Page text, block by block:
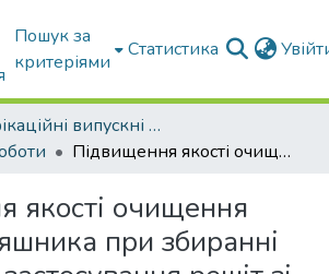
Пошук за
критеріями
Статистика
Кваліфікаційні випускні роботи бакалаврів і магістрів
Підвищення якості очищення вороху соняшника при збиранні за рахунок застосування решіт зі змінними отворами на базі приватного підприємства імені Суворова Великобілозерського району Запорізької області: пояснювальна записка до дипломної роботи здобувача СВО Магістр
якості очищення
при збиранні